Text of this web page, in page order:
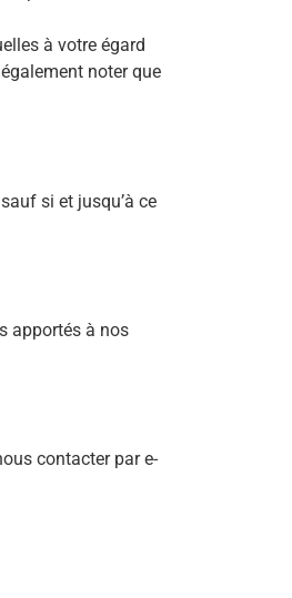
à votre égard
noter que
si et jusqu’à ce
apportés à nos
contacter par e-